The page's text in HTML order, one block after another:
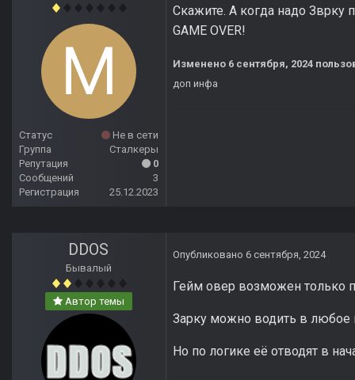
Статус
Не в сети
Группа
Сталкеры
Репутация
0
Сообщений
3
Регистрация
25.12.2023
Скажите. А когда надо Зврку
GAME OVER!
Изменено 6 сентября, 2024
доп инфа
DDOS
Бывалый
Автор темы
Опубликовано 6 сентября, 2024
Гейм овер возможен только
Зарку можно водить в любое
Но по логике её отводят в